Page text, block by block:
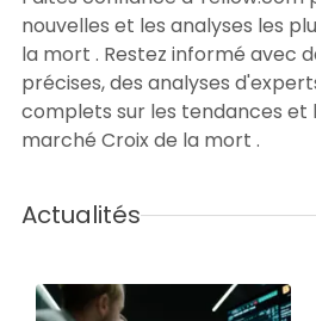
nouvelles et les analyses les
la mort . Restez informé avec
précises, des analyses
complets sur les tendances et
marché Croix de la mort .
Actualités